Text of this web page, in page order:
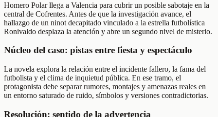
Homero Polar llega a Valencia para cubrir un posible sabotaje en la
central de Cofrentes. Antes de que la investigación avance, el
hallazgo de un ninot decapitado vinculado a la estrella futbolística
Ronivaldo desplaza la atención y abre un segundo nivel de misterio.
Núcleo del caso: pistas entre fiesta y espectáculo
La novela explora la relación entre el incidente fallero, la fama del
futbolista y el clima de inquietud pública. En ese tramo, el
protagonista debe separar rumores, montajes y amenazas reales en
un entorno saturado de ruido, símbolos y versiones contradictorias.
Resolución: sentido de la advertencia